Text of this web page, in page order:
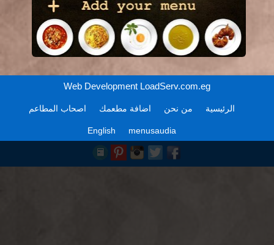
Web Development LoadServ.com.eg
الرئيسية من نحن اضافة مطعمك اصحاب المطاعم
menusaudia
English